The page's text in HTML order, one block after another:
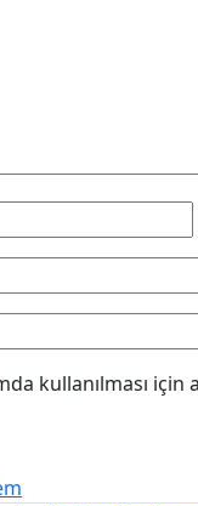
kullanılması için